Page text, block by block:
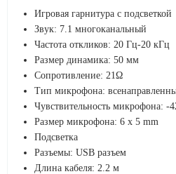
Игровая гарнитура с подсветкой
Звук: 7.1 многоканальный
Частота откликов: 20 Гц-20 кГц
Размер динамика: 50 мм
Сопротивление: 21Ω
Тип микрофона:
Чувствительность микрофона: -
Размер микрофона: 6 x 5 mm
Подсветка
Разъемы: USB разъем
Длина кабеля: 2.2 м